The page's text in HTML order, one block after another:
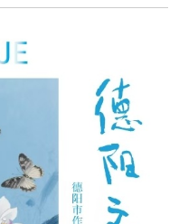
万千百十
文学评论
文学访谈 作家新作